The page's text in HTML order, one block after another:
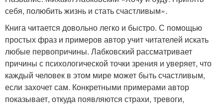
себя, полюбить жизнь и стать счастливым».
Книга читается довольно легко и быстро. С помощью
простых фраз и примеров автор учит читателей искать
любые первопричины. Лабковский рассматривает
причины с психологической точки зрения и уверяет, что
каждый человек в этом мире может быть счастливым,
если захочет сам. Конкретными примерами автор
показывает, откуда появляются страхи, тревоги,